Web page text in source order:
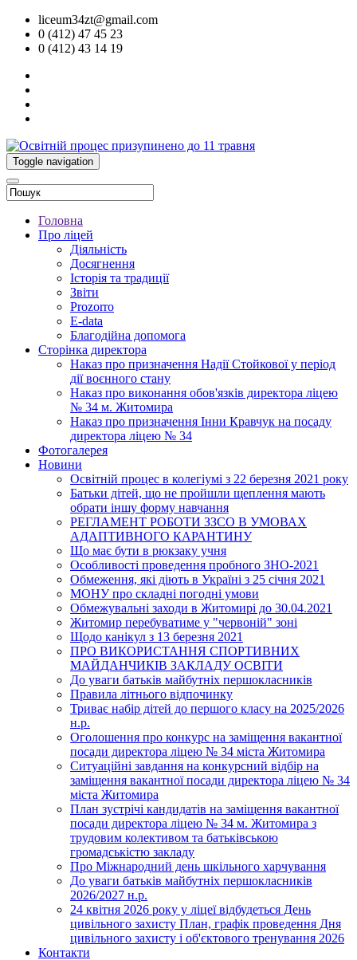
liceum34zt@gmail.com
0 (412) 47 45 23
0 (412) 43 14 19
Toggle navigation
Головна
Про ліцей
Діяльність
Досягнення
Історія та традиції
Звіти
Prozorro
E-data
Благодійна допомога
Сторінка директора
Наказ про призначення Надії Стойкової у період
дії воєнного стану
Наказ про виконання обов'язків директора ліцею
№ 34 м. Житомира
Наказ про призначення Інни Кравчук на посаду
директора ліцею № 34
Фотогалерея
Новини
Освітній процес в колегіумі з 22 березня 2021 року
Батьки дітей, що не пройшли щеплення мають
обрати іншу форму навчання
РЕГЛАМЕНТ РОБОТИ ЗЗСО В УМОВАХ
АДАПТИВНОГО КАРАНТИНУ
Що має бути в рюкзаку учня
Особливості проведення пробного ЗНО-2021
Обмеження, які діють в Україні з 25 січня 2021
МОНУ про складні погодні умови
Обмежувальні заходи в Житомирі до 30.04.2021
Житомир перебуватиме у "червоній" зоні
Щодо канікул з 13 березня 2021
ПРО ВИКОРИСТАННЯ СПОРТИВНИХ
МАЙДАНЧИКІВ ЗАКЛАДУ ОСВІТИ
До уваги батьків майбутніх першокласників
Правила літнього відпочинку
Триває набір дітей до першого класу на 2025/2026
н.р.
Оголошення про конкурс на заміщення вакантної
посади директора ліцею № 34 міста Житомира
Ситуаційні завдання на конкурсний відбір на
заміщення вакантної посади директора ліцею № 34
міста Житомира
План зустрічі кандидатів на заміщення вакантної
посади директора ліцею № 34 м. Житомира з
трудовим колективом та батьківською
громадськістю закладу
Про Міжнародний день шкільного харчування
До уваги батьків майбутніх першокласників
2026/2027 н.р.
24 квітня 2026 року у ліцеї відбудеться День
цивільного захисту План, графік проведення Дня
цивільного захисту і об'єктового тренування 2026
Контакти